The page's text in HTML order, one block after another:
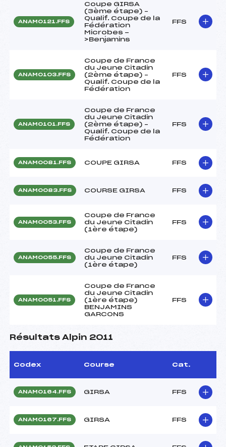
ANAM0121.FFS
Coupe GIRSA
(3ème étape) –
Qualif. Coupe de la
Fédération
Microbes -
>Benjamins
FFS
ANAM0103.FFS
Coupe de France
du Jeune Citadin
(2ème étape) –
Qualif. Coupe de la
Fédération
FFS
ANAM0101.FFS
Coupe de France
du Jeune Citadin
(2ème étape) –
Qualif. Coupe de la
Fédération
FFS
ANAM0081.FFS COUPE GIRSA FFS
ANAM0083.FFS COURSE GIRSA FFS
ANAM0053.FFS
Coupe de France
du Jeune Citadin
(1ère étape)
FFS
ANAM0055.FFS
Coupe de France
du Jeune Citadin
(1ère étape)
FFS
ANAM0051.FFS
Coupe de France
du Jeune Citadin
(1ère étape)
BENJAMINS
GARCONS
FFS
Résultats Alpin 2011
Codex Course Cat.
ANAM0164.FFS GIRSA FFS
ANAM0167.FFS GIRSA FFS